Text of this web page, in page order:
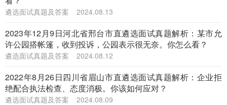
遴选面试真题及答案 2024.08.13
2023年12月9日河北省邢台市直遴选面试真题解析：某市允
许公园搭帐篷，收到投诉，公园表示很无奈。你怎么看？
遴选面试真题及答案 2024.08.12
2022年8月26日四川省眉山市直遴选面试真题解析：企业拒
绝配合执法检查、态度消极。你该如何应对？
遴选面试真题及答案 2024.08.09